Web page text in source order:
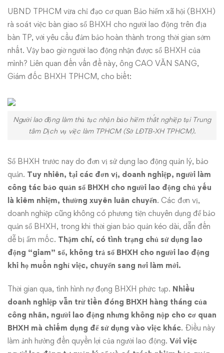
doanh
nghiệp
không
trả
sổ
BHXH
UBND TPHCM vừa chỉ đạo cơ quan Bảo hiểm xã hội (BHXH)
rà soát việc bàn giao sổ BHXH cho người lao động trên địa
bàn TP, với yêu cầu đảm bảo hoàn thành trong thời gian sớm
nhất. Vậy bao giờ người lao động nhận được sổ BHXH của
mình? Liên quan đến vấn đề này, ông CAO VĂN SANG,
Giám đốc BHXH TPHCM, cho biết:
Người lao động làm thủ tục nhận bảo hiểm thất nghiệp tại Trung
tâm Dịch vụ việc làm TPHCM (Sở LĐTB-XH TPHCM).
Sổ BHXH trước nay do đơn vị sử dụng lao động quản lý, bảo
quản. Tuy nhiên, tại các đơn vị, doanh nghiệp, người làm
công tác bảo quản sổ BHXH cho người lao động chủ yếu
là kiêm nhiệm, thường xuyên luân chuyển. Các đơn vị,
doanh nghiệp cũng không có phương tiện chuyên dụng để bảo
quản sổ BHXH, trong khi thời gian bảo quản kéo dài, dẫn đến
dễ bị ẩm mốc. Thậm chí, có tình trạng chủ sử dụng lao
động “giam” sổ, không trả sổ BHXH cho người lao động
khi họ muốn nghỉ việc, chuyển sang nơi làm mới.
Thời gian qua, tình hình nợ đọng BHXH phức tạp. Nhiều
doanh nghiệp vẫn trừ tiền đóng BHXH hàng tháng của
công nhân, người lao động nhưng không nộp cho cơ quan
BHXH mà chiếm dụng để sử dụng vào việc khác. Điều này
làm ảnh hưởng đến quyền lợi của người lao động. Với việc